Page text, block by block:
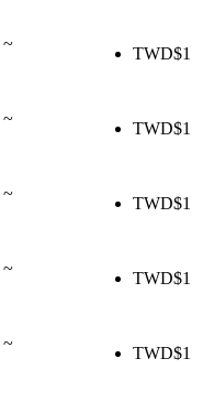
~
TWD$1
~
TWD$1
~
TWD$1
~
TWD$1
~
TWD$1